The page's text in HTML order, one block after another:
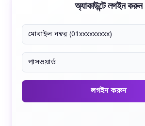
অ্যাকাউন্টে লগইন করুন
লগইন করুন